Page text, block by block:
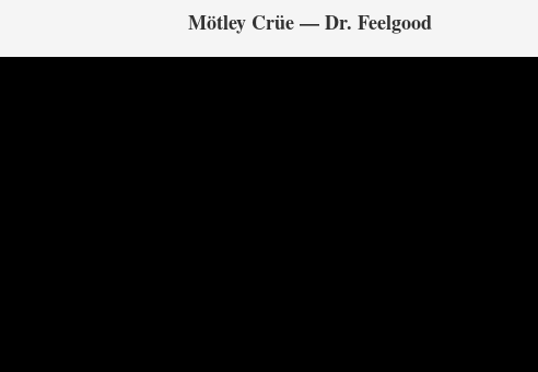
Mötley Crüe — Dr. Feelgood